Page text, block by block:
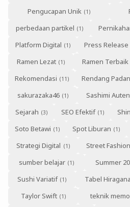
Pengucapan Unik
perbedaan partikel
Platform Digital
Press Release
Ramen Lezat
Ramen Terbaik
Rekomendasi
Rendang
sakurazaka46
Sashimi
Sejarah
SEO Efektif
Soto Betawi
Spot Liburan
Strategi Digital
Street Fashion
sumber belajar
Summer
Sushi Variatif
Tabel Hiragana
Taylor Swift
teknik